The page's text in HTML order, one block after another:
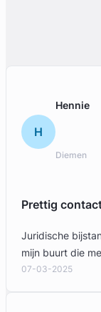
H
Hennie
Diemen
Prettig
Juridische
mijn buurt die
07-03-2025